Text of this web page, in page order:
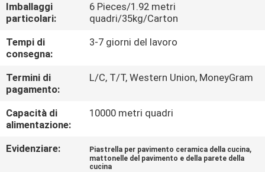
CONTATTACI
CHIEDI UN
PREVENTIVO
MAPPA
DEL
SITO
Imballaggi
particolari:
6 Pieces/1.92 metri
quadri/35kg/Carton
Tempi di
consegna:
3-7 giorni del lavoro
Termini di
pagamento:
L/C, T/T, Western Union, MoneyGram
Capacità di
alimentazione:
10000 metri quadri
Evidenziare: Piastrella per pavimento ceramica della cucina,
mattonelle del pavimento e della parete della
cucina